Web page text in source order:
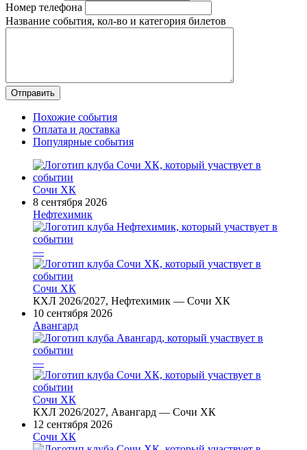
Номер телефона
Название события, кол-во и категория билетов
Похожие события
Оплата и доставка
Популярные события
Сочи ХК
8 сентября 2026
Нефтехимик
—
Сочи ХК
КХЛ 2026/2027, Нефтехимик — Сочи ХК
10 сентября 2026
Авангард
—
Сочи ХК
КХЛ 2026/2027, Авангард — Сочи ХК
12 сентября 2026
Сочи ХК